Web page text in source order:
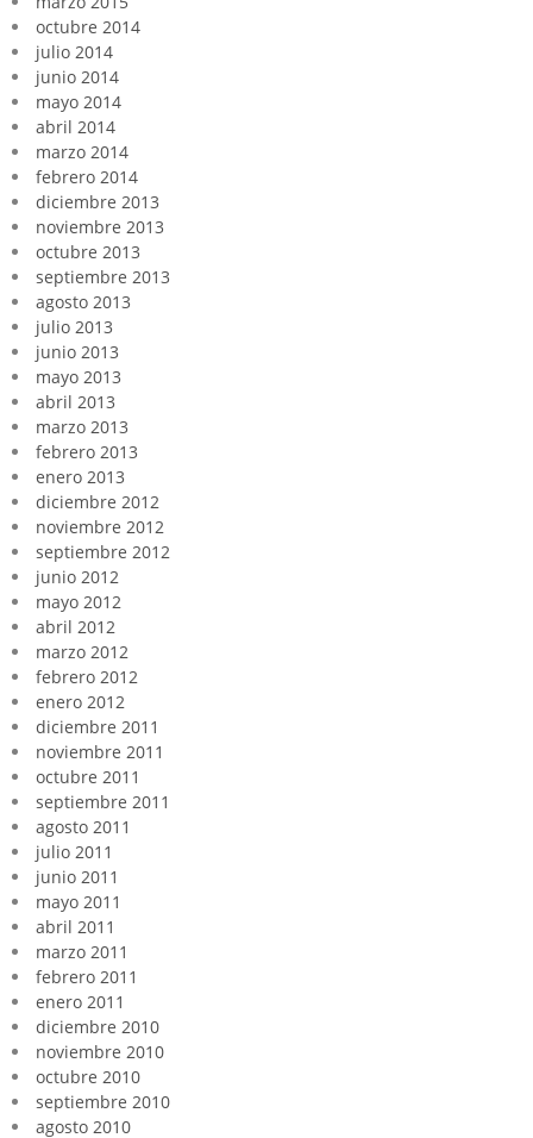
octubre 2014
julio 2014
junio 2014
mayo 2014
abril 2014
marzo 2014
febrero 2014
diciembre 2013
noviembre 2013
octubre 2013
septiembre 2013
agosto 2013
julio 2013
junio 2013
mayo 2013
abril 2013
marzo 2013
febrero 2013
enero 2013
diciembre 2012
noviembre 2012
septiembre 2012
junio 2012
mayo 2012
abril 2012
marzo 2012
febrero 2012
enero 2012
diciembre 2011
noviembre 2011
octubre 2011
septiembre 2011
agosto 2011
julio 2011
junio 2011
mayo 2011
abril 2011
marzo 2011
febrero 2011
enero 2011
diciembre 2010
noviembre 2010
octubre 2010
septiembre 2010
agosto 2010